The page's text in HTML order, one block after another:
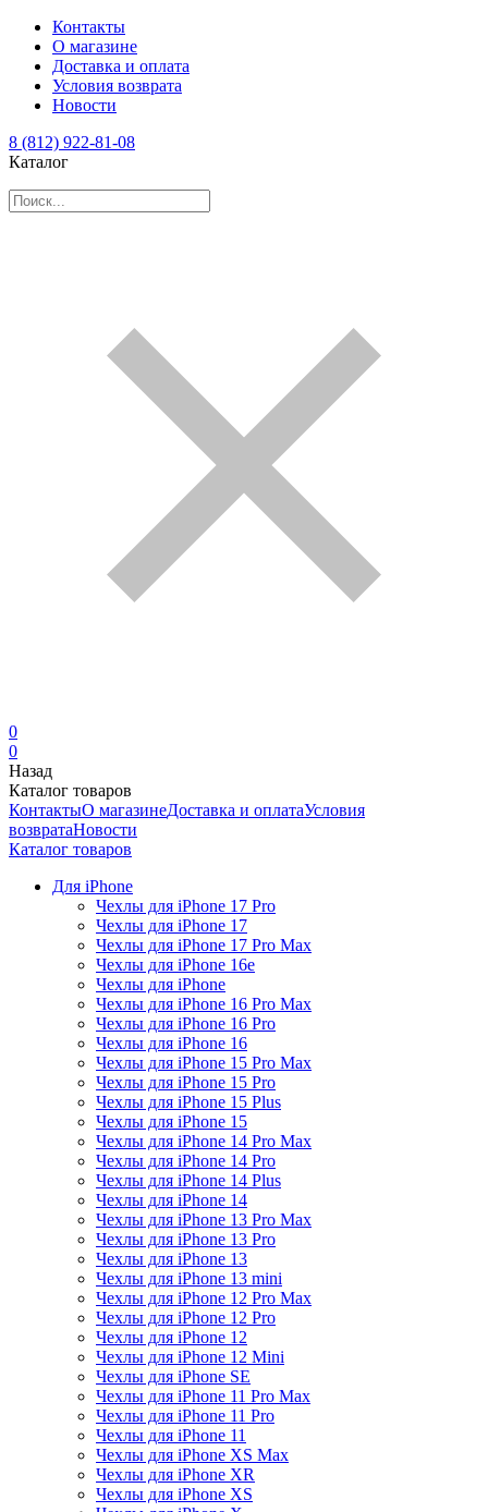
Контакты
О магазине
Доставка и оплата
Условия возврата
Новости
8 (812) 922-81-08
Каталог
0
0
Назад
Каталог товаров
КонтактыО магазинеДоставка и оплатаУсловия
возвратаНовости
Каталог товаров
Для iPhone
Чехлы для iPhone 17 Pro
Чехлы для iPhone 17
Чехлы для iPhone 17 Pro Max
Чехлы для iPhone 16e
Чехлы для iPhone
Чехлы для iPhone 16 Pro Max
Чехлы для iPhone 16 Pro
Чехлы для iPhone 16
Чехлы для iPhone 15 Pro Max
Чехлы для iPhone 15 Pro
Чехлы для iPhone 15 Plus
Чехлы для iPhone 15
Чехлы для iPhone 14 Pro Max
Чехлы для iPhone 14 Pro
Чехлы для iPhone 14 Plus
Чехлы для iPhone 14
Чехлы для iPhone 13 Pro Max
Чехлы для iPhone 13 Pro
Чехлы для iPhone 13
Чехлы для iPhone 13 mini
Чехлы для iPhone 12 Pro Max
Чехлы для iPhone 12 Pro
Чехлы для iPhone 12
Чехлы для iPhone 12 Mini
Чехлы для iPhone SE
Чехлы для iPhone 11 Pro Max
Чехлы для iPhone 11 Pro
Чехлы для iPhone 11
Чехлы для iPhone XS Max
Чехлы для iPhone XR
Чехлы для iPhone XS